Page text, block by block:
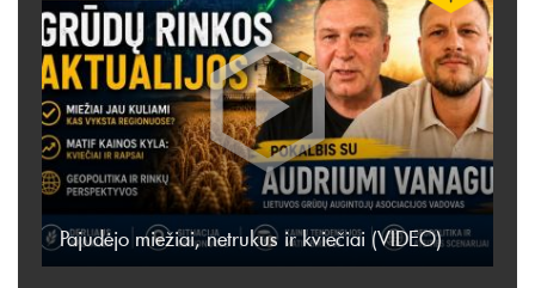
Pajudėjo miežiai, netrukus ir kviečiai (VIDEO)